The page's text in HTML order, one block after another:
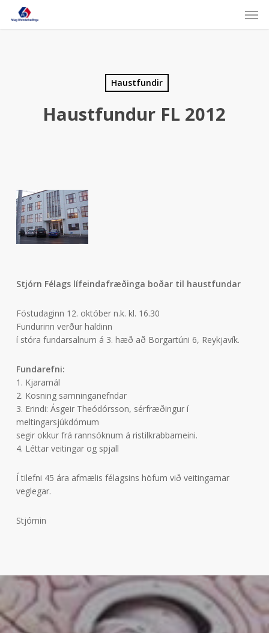
main
Haustfundir
Haustfundur FL 2012
Stjórn Félags lífeindafræðinga boðar til haustfundar
Föstudaginn 12. október n.k. kl. 16.30
Fundurinn verður haldinn
í stóra fundarsalnum á 3. hæð að Borgartúni 6, Reykjavík.
Fundarefni:
1. Kjaramál
2. Kosning samninganefndar
3. Erindi: Ásgeir Theódórsson, sérfræðingur í
meltingarsjúkdómum
segir okkur frá rannsóknum á ristilkrabbameini.
4. Léttar veitingar og spjall
Í tilefni 45 ára afmælis félagsins höfum við veitingarnar
veglegar.
Stjórnin